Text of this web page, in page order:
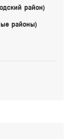
район)
районы)